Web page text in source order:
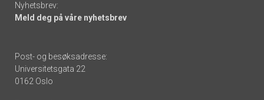
Nyhetsbrev:
Meld deg på våre nyhetsbrev
Post- og besøksadresse:
Universitetsgata 22
0162 Oslo